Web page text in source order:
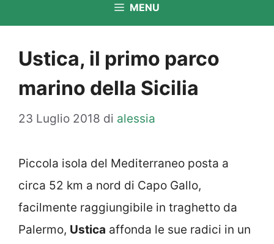
MENU
Ustica, il primo parco
marino della Sicilia
23 Luglio 2018 di alessia
Piccola isola del Mediterraneo posta a
circa 52 km a nord di Capo Gallo,
facilmente raggiungibile in traghetto da
Palermo, Ustica affonda le sue radici in un